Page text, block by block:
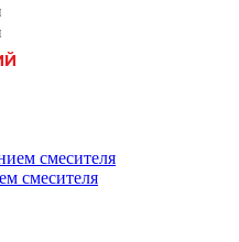
смесителя